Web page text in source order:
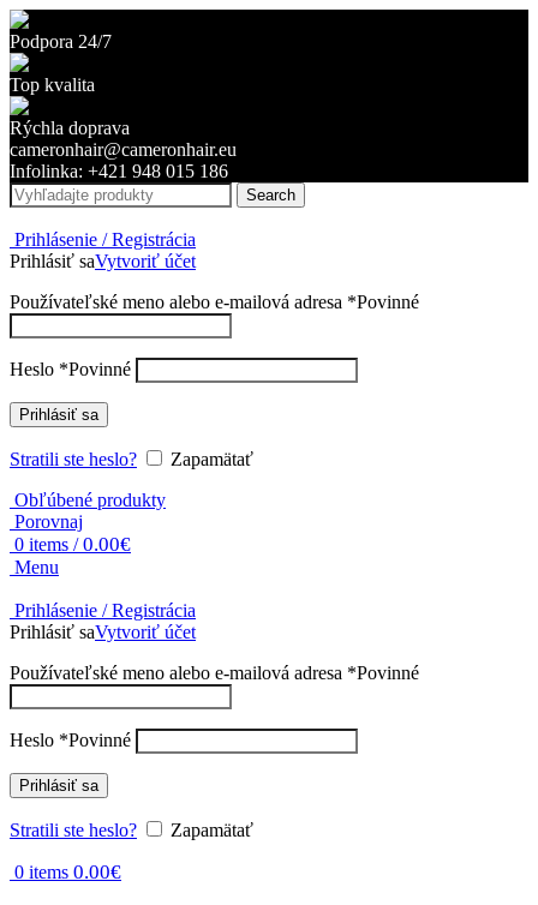
Podpora 24/7
Top kvalita
Rýchla doprava
cameronhair@cameronhair.eu
Infolinka: +421 948 015 186
Search
Prihlásenie / Registrácia
Prihlásiť saVytvoriť účet
Používateľské meno alebo e-mailová adresa *Povinné
Heslo *Povinné
Prihlásiť sa
Stratili ste heslo?
Zapamätať
Obľúbené produkty
Porovnaj
0 items / 0.00€
Menu
Prihlásenie / Registrácia
Prihlásiť saVytvoriť účet
Používateľské meno alebo e-mailová adresa *Povinné
Heslo *Povinné
Prihlásiť sa
Stratili ste heslo? Zapamätať
0 items 0.00€